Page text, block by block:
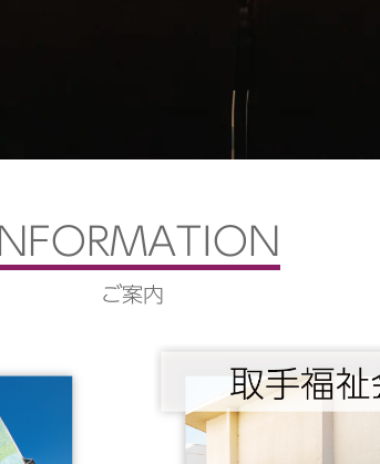
INFORMATION
ご案内